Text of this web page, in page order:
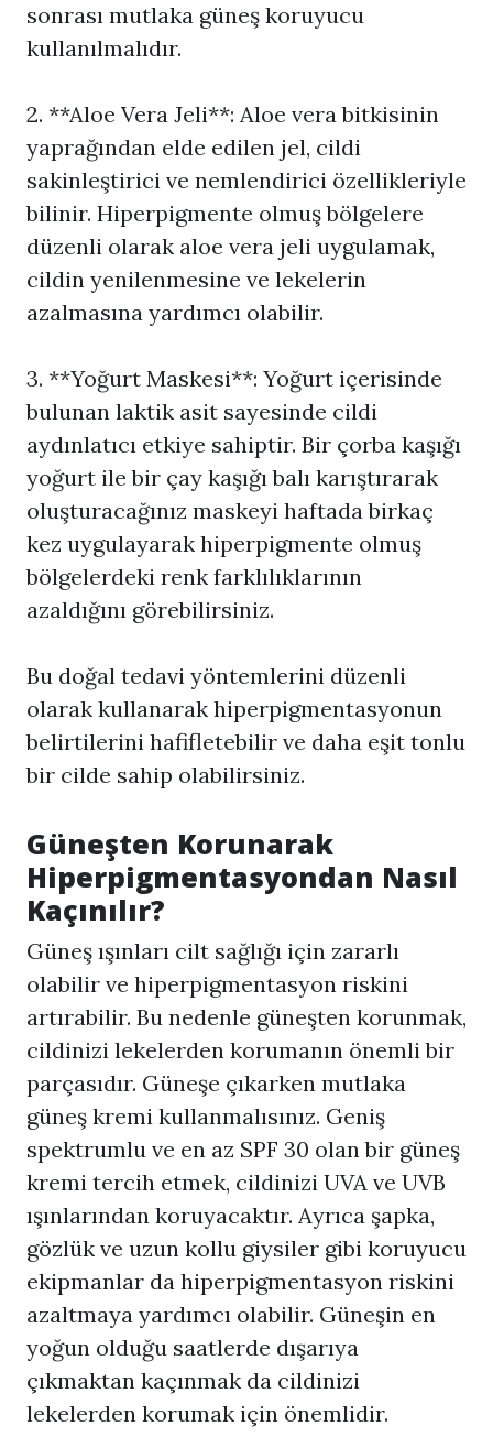
sonrası mutlaka güneş koruyucu
kullanılmalıdır.
2. **Aloe Vera Jeli**: Aloe vera bitkisinin
yaprağından elde edilen jel, cildi
sakinleştirici ve nemlendirici özellikleriyle
bilinir. Hiperpigmente olmuş bölgelere
düzenli olarak aloe vera jeli uygulamak,
cildin yenilenmesine ve lekelerin
azalmasına yardımcı olabilir.
3. **Yoğurt Maskesi**: Yoğurt içerisinde
bulunan laktik asit sayesinde cildi
aydınlatıcı etkiye sahiptir. Bir çorba kaşığı
yoğurt ile bir çay kaşığı balı karıştırarak
oluşturacağınız maskeyi haftada birkaç
kez uygulayarak hiperpigmente olmuş
bölgelerdeki renk farklılıklarının
azaldığını görebilirsiniz.
Bu doğal tedavi yöntemlerini düzenli
olarak kullanarak hiperpigmentasyonun
belirtilerini hafifletebilir ve daha eşit tonlu
bir cilde sahip olabilirsiniz.
Güneşten Korunarak
Hiperpigmentasyondan Nasıl
Kaçınılır?
Güneş ışınları cilt sağlığı için zararlı
olabilir ve hiperpigmentasyon riskini
artırabilir. Bu nedenle güneşten korunmak,
cildinizi lekelerden korumanın önemli bir
parçasıdır. Güneşe çıkarken mutlaka
güneş kremi kullanmalısınız. Geniş
spektrumlu ve en az SPF 30 olan bir güneş
kremi tercih etmek, cildinizi UVA ve UVB
ışınlarından koruyacaktır. Ayrıca şapka,
gözlük ve uzun kollu giysiler gibi koruyucu
ekipmanlar da hiperpigmentasyon riskini
azaltmaya yardımcı olabilir. Güneşin en
yoğun olduğu saatlerde dışarıya
çıkmaktan kaçınmak da cildinizi
lekelerden korumak için önemlidir.